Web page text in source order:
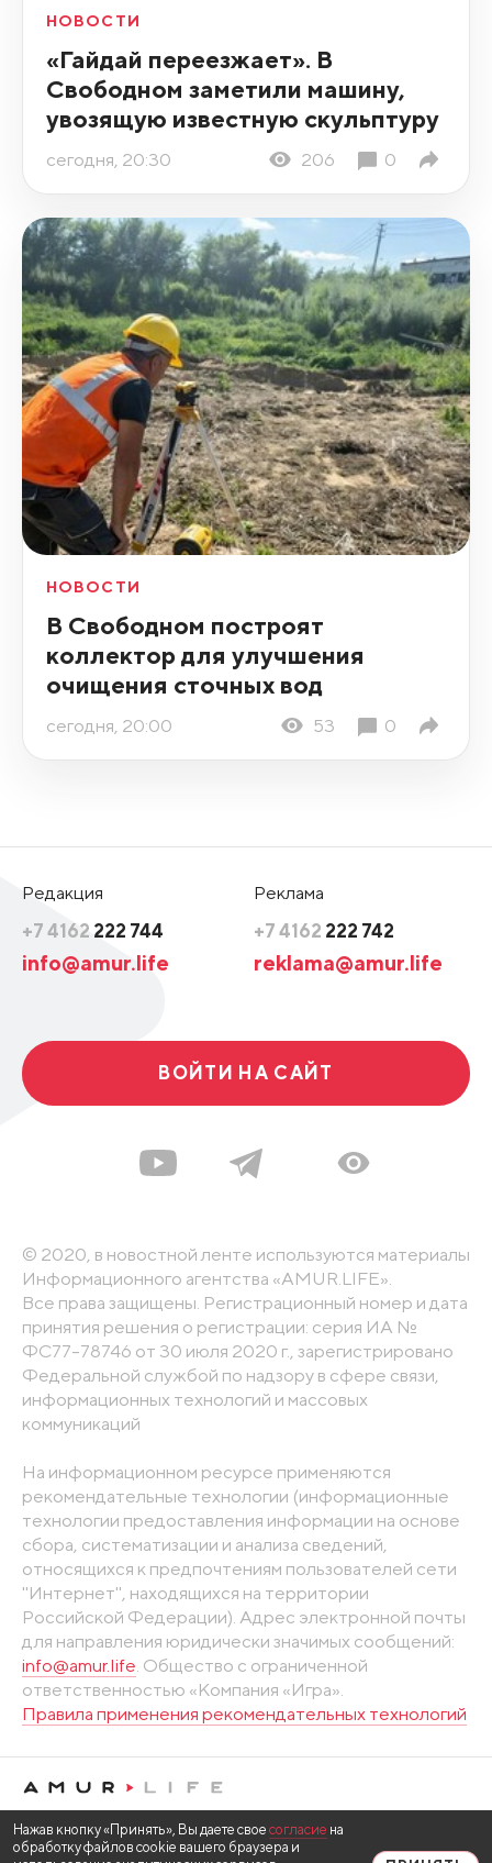
НОВОСТИ
«Гайдай переезжает». В
Свободном заметили машину,
увозящую известную скульптуру
сегодня, 20:30 206 0
НОВОСТИ
В Свободном построят
коллектор для улучшения
очищения сточных вод
сегодня, 20:00 53 0
Редакция
+7 4162 222 744
info@amur.life
Реклама
+7 4162 222 742
reklama@amur.life
ВОЙТИ НА САЙТ
© 2020, в новостной ленте используются материалы
Информационного агентства «AMUR.LIFE».
Все права защищены. Регистрационный номер и дата
принятия решения о регистрации: серия ИА №
ФС77-78746 от 30 июля 2020 г., зарегистрировано
Федеральной службой по надзору в сфере связи,
информационных технологий и массовых
коммуникаций
На информационном ресурсе применяются
рекомендательные технологии (информационные
технологии предоставления информации на основе
сбора, систематизации и анализа сведений,
относящихся к предпочтениям пользователей сети
"Интернет", находящихся на территории
Российской Федерации). Адрес электронной почты
для направления юридически значимых сообщений:
info@amur.life. Общество с ограниченной
ответственностью «Компания «Игра».
Правила применения рекомендательных технологий
Нажав кнопку «Принять», Вы даете свое согласие на
обработку файлов cookie вашего браузера и